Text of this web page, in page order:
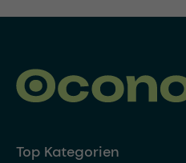
Top Kategorien